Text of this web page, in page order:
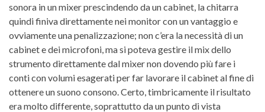
sonora in un mixer prescindendo da un cabinet, la chitarra
quindi finiva direttamente nei monitor con un vantaggio e
ovviamente una penalizzazione; non c’era la necessità di un
cabinet e dei microfoni, ma si poteva gestire il mix dello
strumento direttamente dal mixer non dovendo più fare i
conti con volumi esagerati per far lavorare il cabinet al fine di
ottenere un suono consono. Certo, timbricamente il risultato
era molto differente, soprattutto da un punto di vista